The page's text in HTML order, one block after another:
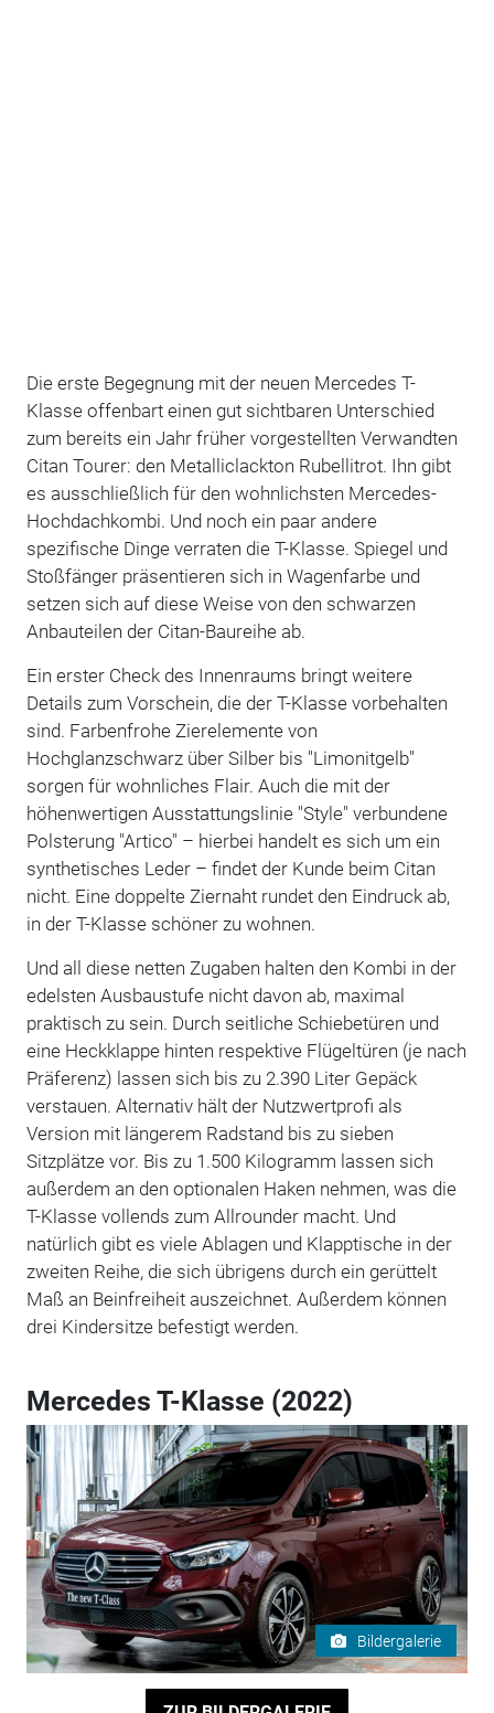
Die erste Begegnung mit der neuen Mercedes T-
Klasse offenbart einen gut sichtbaren Unterschied
zum bereits ein Jahr früher vorgestellten Verwandten
Citan Tourer: den Metalliclackton Rubellitrot. Ihn gibt
es ausschließlich für den wohnlichsten Mercedes-
Hochdachkombi. Und noch ein paar andere
spezifische Dinge verraten die T-Klasse. Spiegel und
Stoßfänger präsentieren sich in Wagenfarbe und
setzen sich auf diese Weise von den schwarzen
Anbauteilen der Citan-Baureihe ab.
Ein erster Check des Innenraums bringt weitere
Details zum Vorschein, die der T-Klasse vorbehalten
sind. Farbenfrohe Zierelemente von
Hochglanzschwarz über Silber bis "Limonitgelb"
sorgen für wohnliches Flair. Auch die mit der
höhenwertigen Ausstattungslinie "Style" verbundene
Polsterung "Artico" – hierbei handelt es sich um ein
synthetisches Leder – findet der Kunde beim Citan
nicht. Eine doppelte Ziernaht rundet den Eindruck ab,
in der T-Klasse schöner zu wohnen.
Und all diese netten Zugaben halten den Kombi in der
edelsten Ausbaustufe nicht davon ab, maximal
praktisch zu sein. Durch seitliche Schiebetüren und
eine Heckklappe hinten respektive Flügeltüren (je nach
Präferenz) lassen sich bis zu 2.390 Liter Gepäck
verstauen. Alternativ hält der Nutzwertprofi als
Version mit längerem Radstand bis zu sieben
Sitzplätze vor. Bis zu 1.500 Kilogramm lassen sich
außerdem an den optionalen Haken nehmen, was die
T-Klasse vollends zum Allrounder macht. Und
natürlich gibt es viele Ablagen und Klapptische in der
zweiten Reihe, die sich übrigens durch ein gerüttelt
Maß an Beinfreiheit auszeichnet. Außerdem können
drei Kindersitze befestigt werden.
Mercedes T-Klasse (2022)
Bildergalerie